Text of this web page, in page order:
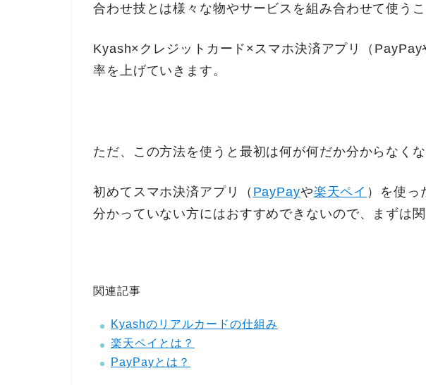
合わせ技とは様々な物やサービスを組み合わせて使う
Kyash×クレジットカード×スマホ決済アプリ（PayPay
率を上げていきます。
ただ、この方法を使うと最初は何が何だか分からなく
初めてスマホ決済アプリ（ PayPayや楽天ペイ ）を使っ
分かっていない方にはおすすめできないので、まずは
関連記事
Kyashのリアルカードの仕組み
楽天ペイとは？
PayPayとは？